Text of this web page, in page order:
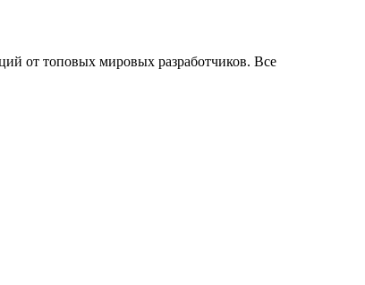
от топовых мировых разработчиков. Все